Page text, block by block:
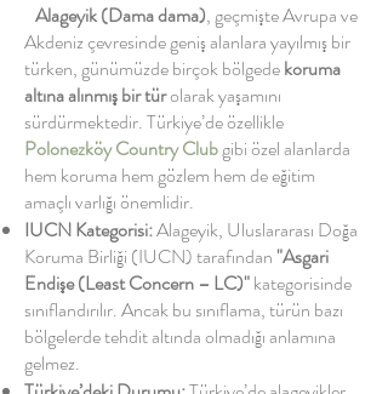
Alageyik(Dama dama), geçmişte Avrupa ve
Akdeniz çevresinde geniş alanlara yayılmış bir
türken, günümüzde birçok bölgedekoruma
altına alınmış bir türolarak yaşamını
sürdürmektedir. Türkiye’de özellikle
Polonezköy Country Clubgibi özel alanlarda
hem koruma hem gözlem hem de eğitim
amaçlı varlığı önemlidir.
IUCN Kategorisi:Alageyik, Uluslararası Doğa
Koruma Birliği (IUCN) tarafından "Asgari
Endişe (Least Concern – LC)"kategorisinde
sınıflandırılır. Ancak bu sınıflama, türün bazı
bölgelerde tehdit altında olmadığı anlamına
gelmez.